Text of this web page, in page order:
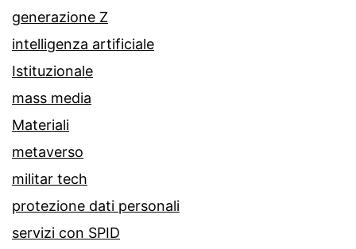
generazione Z
intelligenza artificiale
Istituzionale
mass media
Materiali
metaverso
militar tech
protezione dati personali
servizi con SPID